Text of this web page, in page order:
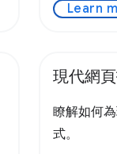
Learn
現代網
瞭解如何
式。